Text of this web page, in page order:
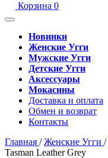
Корзина 0
Новинки
Женские Угги
Мужские Угги
Детские Угги
Аксессуары
Мокасины
Доставка и оплата
Обмен и возврат
Контакты
Главная / Женские Угги /
Tasman Leather Grey